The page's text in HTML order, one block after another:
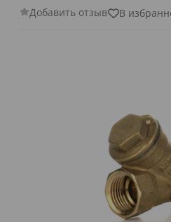
Добавить отзыв В